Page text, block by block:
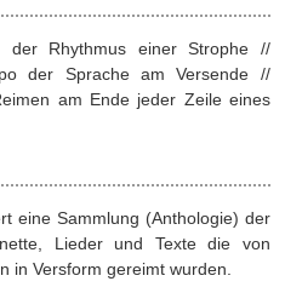
der Rhythmus einer Strophe //
der Sprache am Versende //
am Ende jeder Zeile eines
eine Sammlung (Anthologie) der
Lieder und Texte die von
in Versform gereimt wurden.